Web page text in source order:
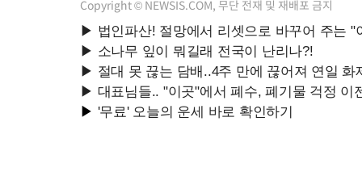
Copyright © NEWSIS.COM, 무단 전재 및 재배포 금지